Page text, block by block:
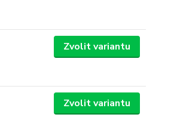
Zvolit variantu
Zvolit variantu